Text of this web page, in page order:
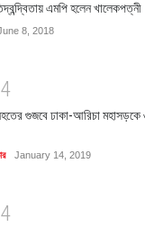
এমপি হলেন খালেকপত্নী
8, 2018
4
গুজবে ঢাকা-আরিচা মহাসড়কে
January 14, 2019
4